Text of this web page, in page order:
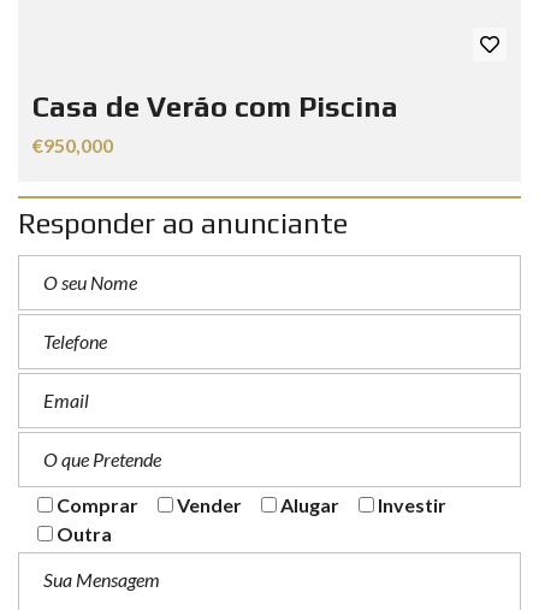
Casa de Verão com Piscina
€950,000
Responder ao anunciante
Comprar Vender Alugar
Investir
Outra